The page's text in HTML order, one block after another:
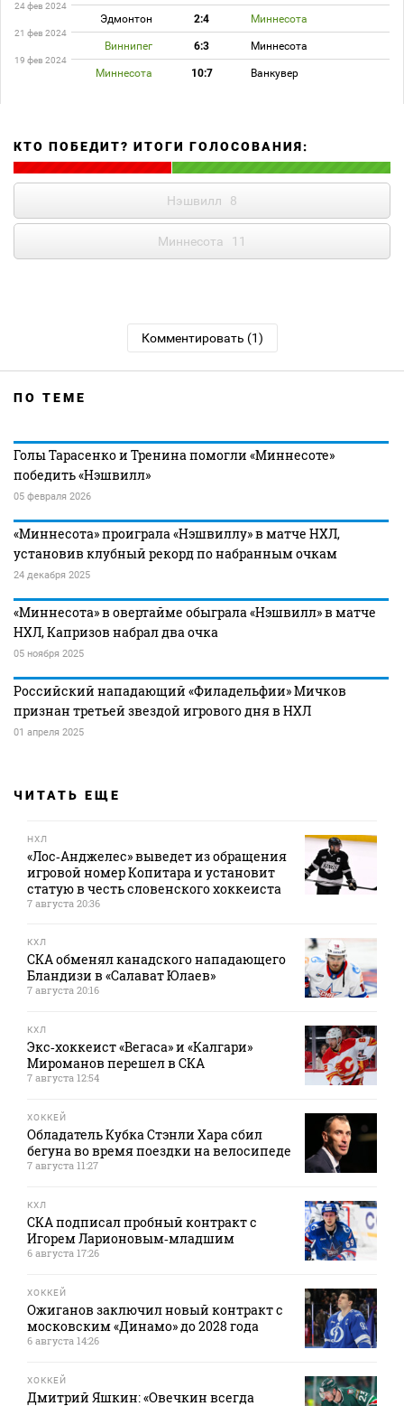
24 фев 2024
Эдмонтон 2:4 Миннесота
21 фев 2024
Виннипег 6:3 Миннесота
19 фев 2024
Миннесота 10:7 Ванкувер
КТО ПОБЕДИТ? ИТОГИ ГОЛОСОВАНИЯ:
Нэшвилл 8
Миннесота 11
Комментировать (1)
ПО ТЕМЕ
Голы Тарасенко и Тренина помогли «Миннесоте»
победить «Нэшвилл»
05 февраля 2026
«Миннесота» проиграла «Нэшвиллу» в матче НХЛ,
установив клубный рекорд по набранным очкам
24 декабря 2025
«Миннесота» в овертайме обыграла «Нэшвилл» в матче
НХЛ, Капризов набрал два очка
05 ноября 2025
Российский нападающий «Филадельфии» Мичков
признан третьей звездой игрового дня в НХЛ
01 апреля 2025
ЧИТАТЬ ЕЩЕ
НХЛ
«Лос‑Анджелес» выведет из обращения
игровой номер Копитара и установит
статую в честь словенского хоккеиста
7 августа 20:36
КХЛ
СКА обменял канадского нападающего
Бландизи в «Салават Юлаев»
7 августа 20:16
КХЛ
Экс‑хоккеист «Вегаса» и «Калгари»
Мироманов перешел в СКА
7 августа 12:54
ХОККЕЙ
Обладатель Кубка Стэнли Хара сбил
бегуна во время поездки на велосипеде
7 августа 11:27
КХЛ
СКА подписал пробный контракт с
Игорем Ларионовым‑младшим
6 августа 17:26
ХОККЕЙ
Ожиганов заключил новый контракт с
московским «Динамо» до 2028 года
6 августа 14:26
ХОККЕЙ
Дмитрий Яшкин: «Овечкин всегда